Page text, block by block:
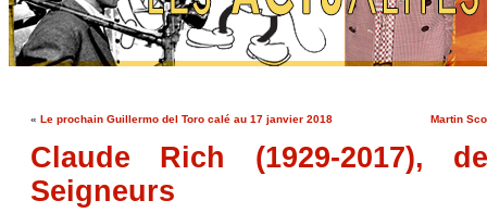
« Le prochain Guillermo del Toro calé au 17 janvier 2018 Martin
Claude Rich (1929-2017),
Seigneurs